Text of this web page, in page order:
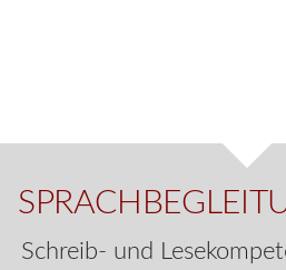
Schreib- und